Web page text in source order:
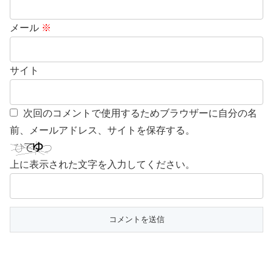
メール ※
サイト
次回のコメントで使用するためブラウザーに自分の名
前、メールアドレス、サイトを保存する。
上に表示された文字を入力してください。